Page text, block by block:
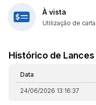
À vista
Utilização de
Histórico de Lances
Data
24/06/2026 13:16:37